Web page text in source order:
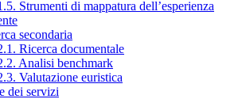
Strumenti di mappatura dell’esperienza
secondaria
Ricerca documentale
Analisi benchmark
Valutazione euristica
dei servizi